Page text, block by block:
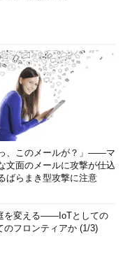
っ、このメールが？」――マ
文面のメールに攻撃が仕込
ばらまき型攻撃に注意
を変える――IoTとしての
のフロンティアか (1/3)